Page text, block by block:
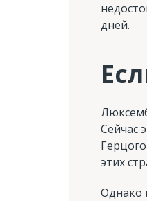
дней.
Сейчас
этих
Однако